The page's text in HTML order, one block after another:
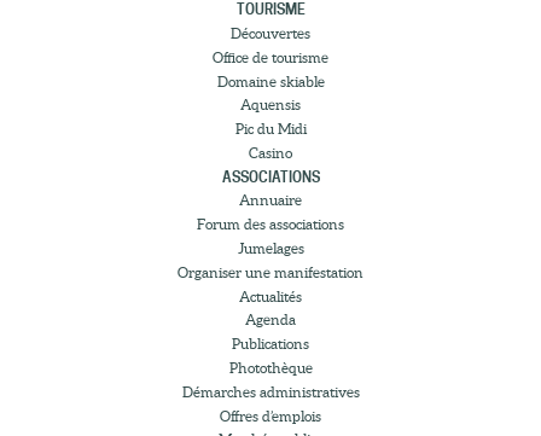
TOURISME
Découvertes
Office de tourisme
Domaine skiable
Aquensis
Pic du Midi
Casino
ASSOCIATIONS
Annuaire
Forum des associations
Jumelages
Organiser une manifestation
Actualités
Agenda
Publications
Photothèque
Démarches administratives
Offres d’emplois